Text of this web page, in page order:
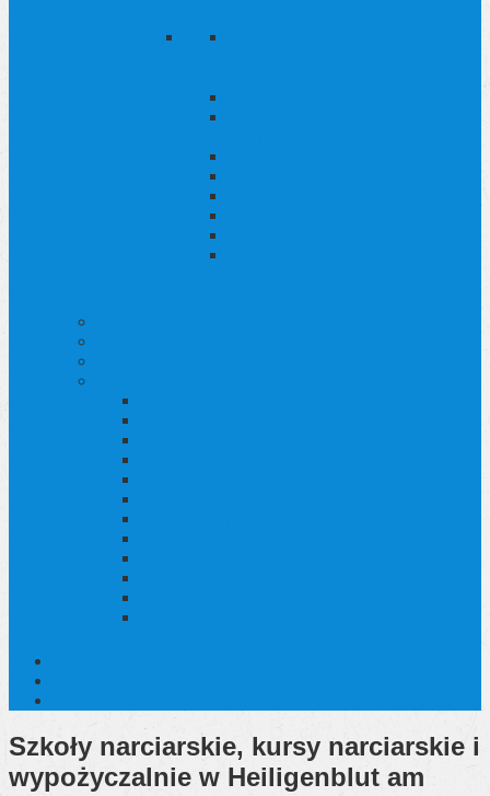
Szkoły narciarskie, kursy narciarskie i
wypożyczalnie w Heiligenblut am